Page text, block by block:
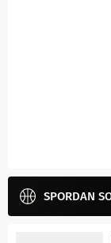
SPORDAN